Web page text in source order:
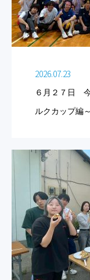
2026.07.23
６月２７日
ルクカップ編～